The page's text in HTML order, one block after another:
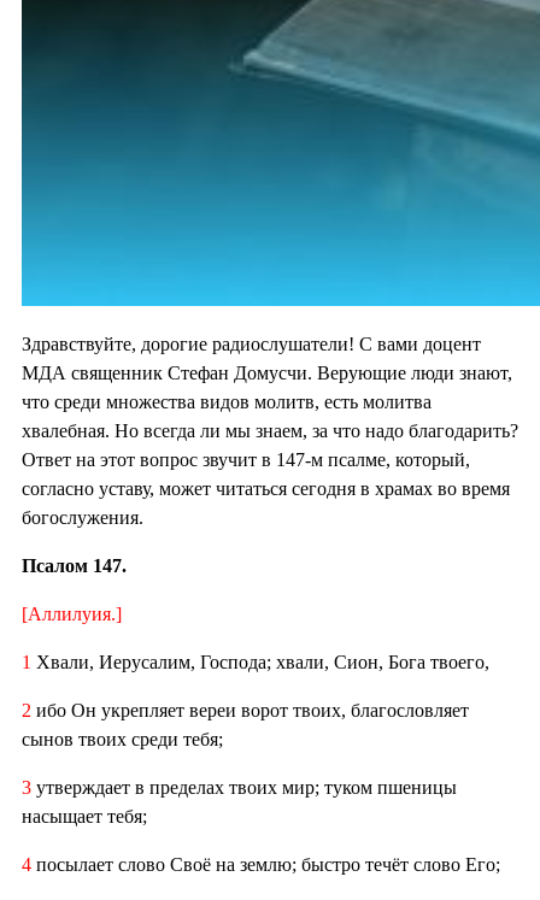
Здравствуйте, дорогие радиослушатели! С вами доцент
МДА священник Стефан Домусчи. Верующие люди знают,
что среди множества видов молитв, есть молитва
хвалебная. Но всегда ли мы знаем, за что надо благодарить?
Ответ на этот вопрос звучит в 147-м псалме, который,
согласно уставу, может читаться сегодня в храмах во время
богослужения.
Псалом 147.
[Аллилуия.]
1 Хвали, Иерусалим, Господа; хвали, Сион, Бога твоего,
2 ибо Он укрепляет вереи ворот твоих, благословляет
сынов твоих среди тебя;
3 утверждает в пределах твоих мир; туком пшеницы
насыщает тебя;
4 посылает слово Своё на землю; быстро течёт слово Его;